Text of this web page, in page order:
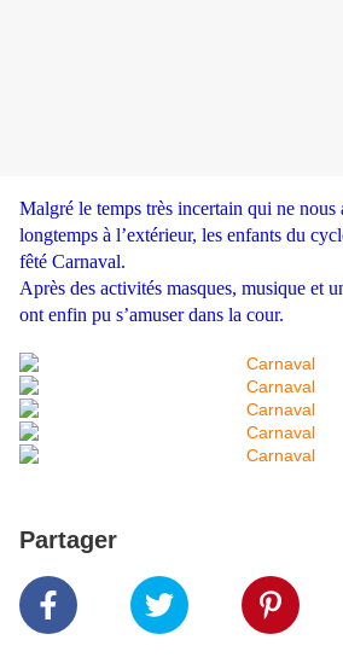
Malgré le temps très incertain qui ne nous
longtemps à l’extérieur, les enfants du
fêté Carnaval.
Après des activités masques, musique et
ont enfin pu s’amuser dans la cour.
Partager